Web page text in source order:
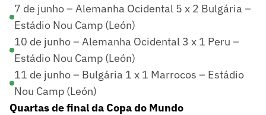
7 de junho – Alemanha Ocidental 5 x 2 Bulgária –
Estádio Nou Camp (León)
10 de junho – Alemanha Ocidental 3 x 1 Peru –
Estádio Nou Camp (León)
11 de junho – Bulgária 1 x 1 Marrocos – Estádio
Nou Camp (León)
Quartas de final da Copa do Mundo